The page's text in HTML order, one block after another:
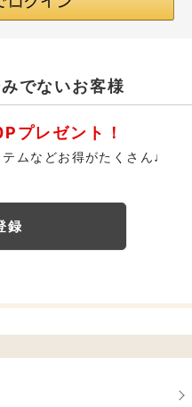
でないお客様
プレゼント！
ムなどお得がたくさん♩
録